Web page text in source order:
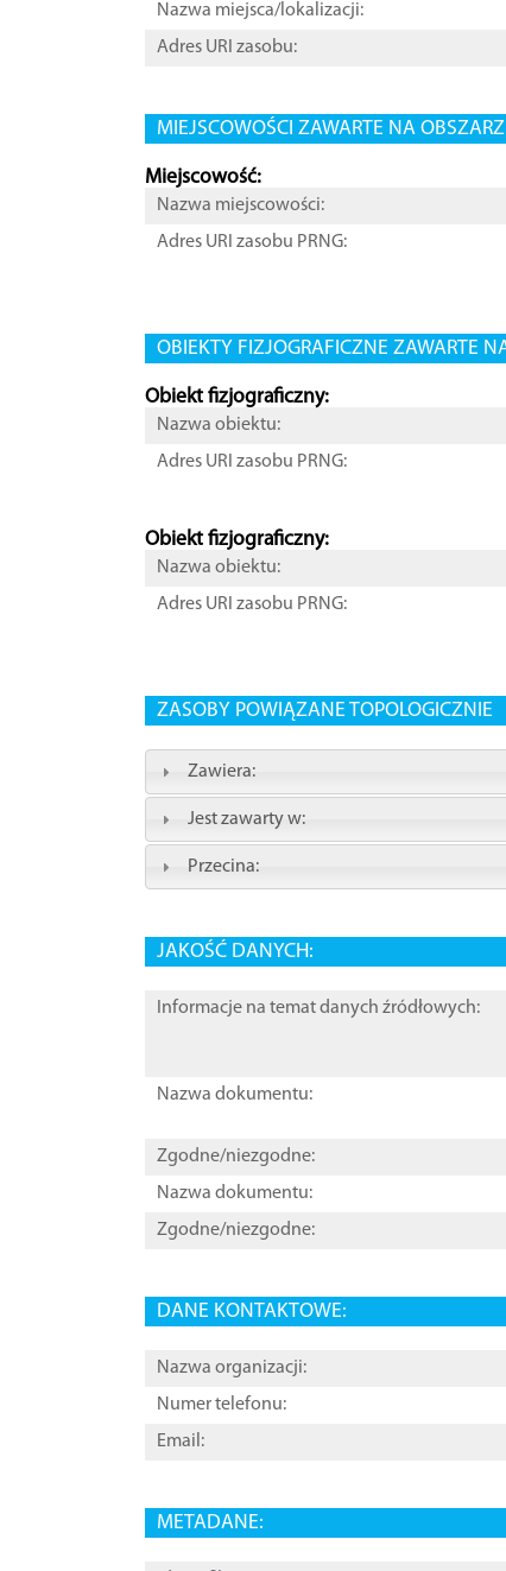
Nazwa miejsca/lokalizacji:
Adres URI zasobu:
MIEJSCOWOŚCI ZAWARTE NA
Miejscowość:
Nazwa miejscowości:
Adres URI zasobu PRNG:
OBIEKTY FIZJOGRAFICZNE ZAWARTE
Obiekt fizjograficzny:
Nazwa obiektu:
Adres URI zasobu PRNG:
Obiekt fizjograficzny:
Nazwa obiektu:
Adres URI zasobu PRNG:
ZASOBY POWIĄZANE TOPOLOGICZNIE
Zawiera:
Jest zawarty w:
Przecina:
JAKOŚĆ DANYCH:
Informacje na temat danych źródłowych:
Nazwa dokumentu:
Zgodne/niezgodne:
Nazwa dokumentu:
Zgodne/niezgodne:
DANE KONTAKTOWE:
Nazwa organizacji:
Numer telefonu:
Email:
METADANE: